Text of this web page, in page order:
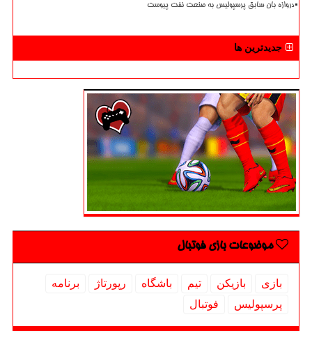
دروازه بان سابق پرسپولیس به صنعت نفت پیوست
جدیدترین ها
موضوعات بازی فوتبال
بازی بازیكن تیم باشگاه رپورتاژ
برنامه
پرسپولیس
فوتبال